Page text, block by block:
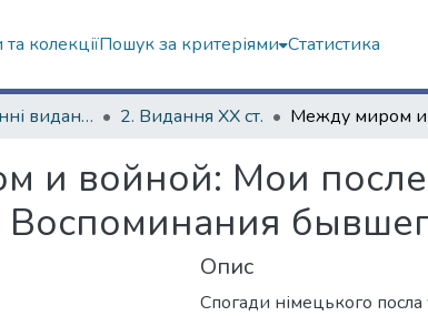
колекціїПошук за критеріями Статистика
9. Рідкісні та цінні видання 2. Видання ХХ ст.
и войной: Мои
Воспоминания
Опис
Спогади німецького посла